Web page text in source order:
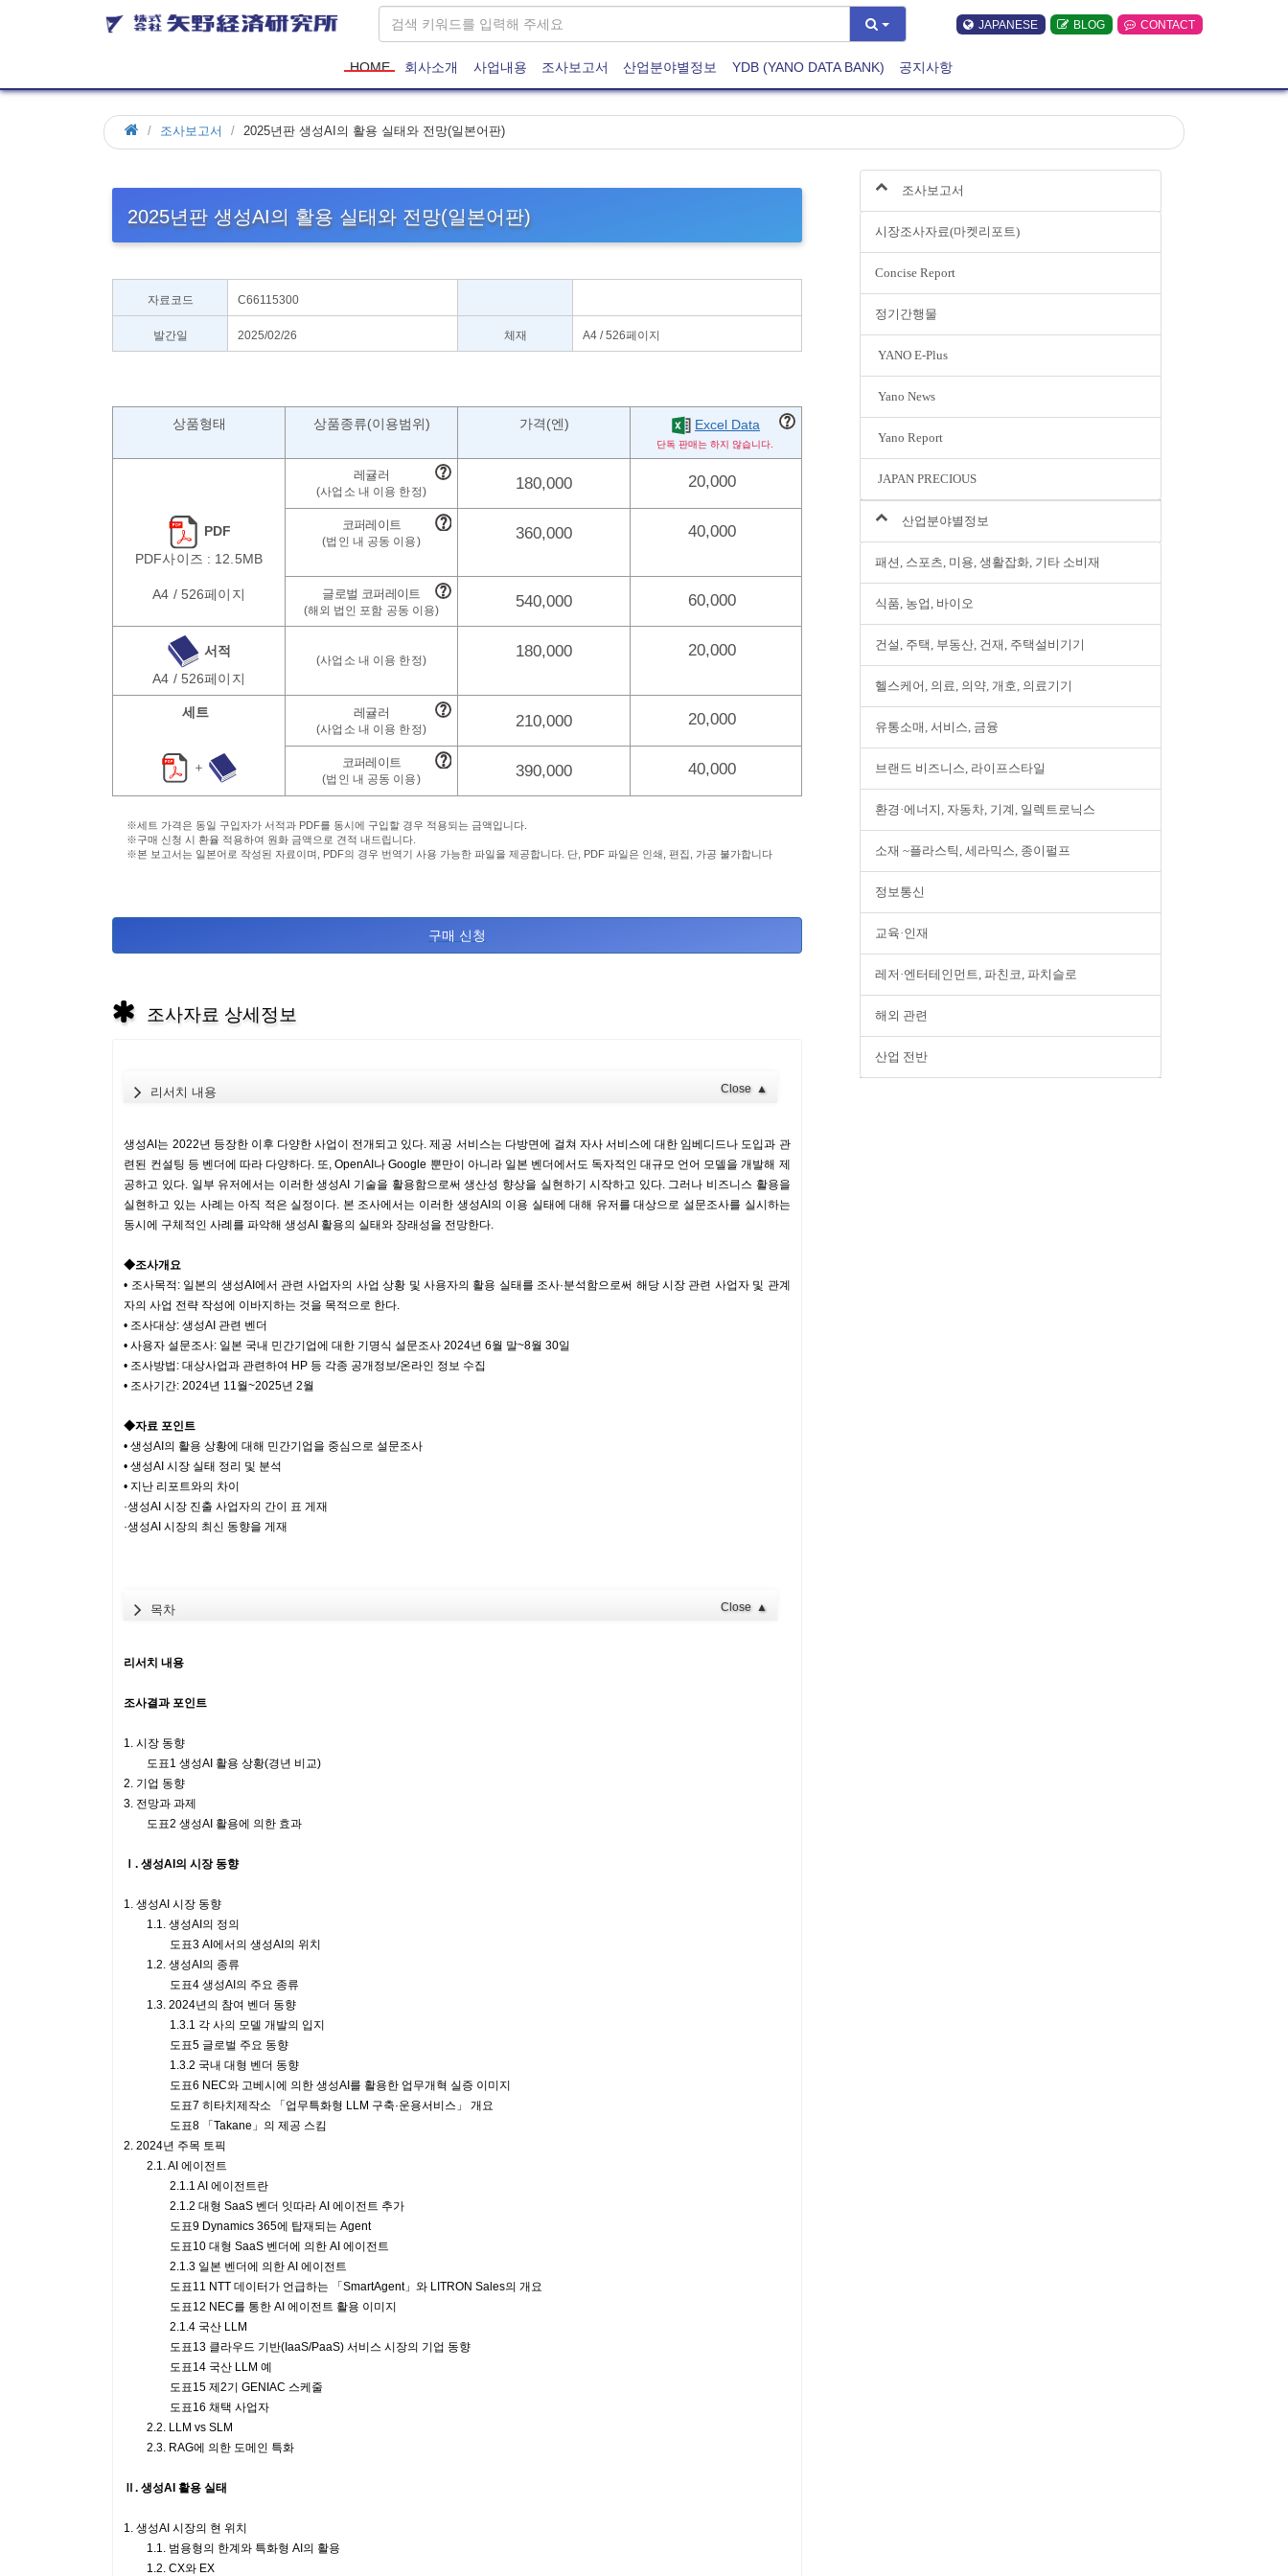
JAPANESE BLOG CONTACT
HOME 회사소개 사업내용 조사보고서 산업분야별정보 YDB (YANO DATA BANK) 공지사항
조사보고서 2025년판 생성AI의 활용 실태와 전망(일본어판)
2025년판 생성AI의 활용 실태와 전망(일본어판)
자료코드 C66115300
발간일 2025/02/26 체재 A4 / 526페이지
상품형태 상품종류(이용범위) 가격(엔) Excel Data
180,000 20,000
PDF
PDF사이즈 : 12.5MB
360,000 40,000
A4 / 526페이지 540,000 60,000
서적
A4 / 526페이지
180,000 20,000
세트 210,000 20,000
＋ 390,000 40,000
※세트 가격은 동일 구입자가 서적과 PDF를 동시에 구입할 경우 적용되는 금액입니다.
※구매 신청 시 환율 적용하여 원화 금액으로 견적 내드립니다.
※본 보고서는 일본어로 작성된 자료이며, PDF의 경우 번역기 사용 가능한 파일을 제공합니다. 단, PDF 파일은 인쇄, 편집, 가공 불가합니다
구매 신청
조사자료 상세정보
리서치 내용 Close ▲
생성AI는 2022년 등장한 이후 다양한 사업이 전개되고 있다. 제공 서비스는 다방면에 걸쳐 자사 서비스에 대한 임베디드나 도입과 관
련된 컨설팅 등 벤더에 따라 다양하다. 또, OpenAI나 Google 뿐만이 아니라 일본 벤더에서도 독자적인 대규모 언어 모델을 개발해 제
공하고 있다. 일부 유저에서는 이러한 생성AI 기술을 활용함으로써 생산성 향상을 실현하기 시작하고 있다. 그러나 비즈니스 활용을
실현하고 있는 사례는 아직 적은 실정이다. 본 조사에서는 이러한 생성AI의 이용 실태에 대해 유저를 대상으로 설문조사를 실시하는
동시에 구체적인 사례를 파악해 생성AI 활용의 실태와 장래성을 전망한다.
◆조사개요
• 조사목적: 일본의 생성AI에서 관련 사업자의 사업 상황 및 사용자의 활용 실태를 조사·분석함으로써 해당 시장 관련 사업자 및 관계
자의 사업 전략 작성에 이바지하는 것을 목적으로 한다.
• 조사대상: 생성AI 관련 벤더
• 사용자 설문조사: 일본 국내 민간기업에 대한 기명식 설문조사 2024년 6월 말~8월 30일
• 조사방법: 대상사업과 관련하여 HP 등 각종 공개정보/온라인 정보 수집
• 조사기간: 2024년 11월~2025년 2월
◆자료 포인트
• 생성AI의 활용 상황에 대해 민간기업을 중심으로 설문조사
• 생성AI 시장 실태 정리 및 분석
• 지난 리포트와의 차이
·생성AI 시장 진출 사업자의 간이 표 게재
·생성AI 시장의 최신 동향을 게재
목차 Close ▲
리서치 내용
조사결과 포인트
1. 시장 동향
도표1 생성AI 활용 상황(경년 비교)
2. 기업 동향
3. 전망과 과제
도표2 생성AI 활용에 의한 효과
Ⅰ. 생성AI의 시장 동향
1. 생성AI 시장 동향
1.1. 생성AI의 정의
도표3 AI에서의 생성AI의 위치
1.2. 생성AI의 종류
도표4 생성AI의 주요 종류
1.3. 2024년의 참여 벤더 동향
1.3.1 각 사의 모델 개발의 입지
도표5 글로벌 주요 동향
1.3.2 국내 대형 벤더 동향
도표6 NEC와 고베시에 의한 생성AI를 활용한 업무개혁 실증 이미지
도표7 히타치제작소 「업무특화형 LLM 구축·운용서비스」 개요
도표8 「Takane」의 제공 스킴
2. 2024년 주목 토픽
2.1. AI 에이전트
2.1.1 AI 에이전트란
2.1.2 대형 SaaS 벤더 잇따라 AI 에이전트 추가
도표9 Dynamics 365에 탑재되는 Agent
도표10 대형 SaaS 벤더에 의한 AI 에이전트
2.1.3 일본 벤더에 의한 AI 에이전트
도표11 NTT 데이터가 언급하는 「SmartAgent」와 LITRON Sales의 개요
도표12 NEC를 통한 AI 에이전트 활용 이미지
2.1.4 국산 LLM
도표13 클라우드 기반(IaaS/PaaS) 서비스 시장의 기업 동향
도표14 국산 LLM 예
도표15 제2기 GENIAC 스케줄
도표16 채택 사업자
2.2. LLM vs SLM
2.3. RAG에 의한 도메인 특화
Ⅱ. 생성AI 활용 실태
1. 생성AI 시장의 현 위치
1.1. 범용형의 한계와 특화형 AI의 활용
1.2. CX와 EX
조사보고서
시장조사자료(마켓리포트)
Concise Report
정기간행물
YANO E-Plus
Yano News
Yano Report
JAPAN PRECIOUS
산업분야별정보
패션, 스포츠, 미용, 생활잡화, 기타 소비재
식품, 농업, 바이오
건설, 주택, 부동산, 건재, 주택설비기기
헬스케어, 의료, 의약, 개호, 의료기기
유통소매, 서비스, 금융
브랜드 비즈니스, 라이프스타일
환경·에너지, 자동차, 기계, 일렉트로닉스
소재 ~플라스틱, 세라믹스, 종이펄프
정보통신
교육·인재
레저·엔터테인먼트, 파친코, 파치슬로
해외 관련
산업 전반